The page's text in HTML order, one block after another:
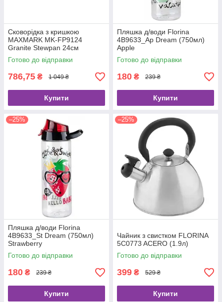
Сковорідка з кришкою
MAXMARK MK-FP9124
Granite Stewpan 24см
Готово до відправки
786,75 ₴ 1 049 ₴
Купити
Пляшка д/води Florina
4B9633_Ap Dream (750мл)
Apple
Готово до відправки
180 ₴ 239 ₴
Купити
–25%
Пляшка д/води Florina
4B9633_St Dream (750мл)
Strawberry
Готово до відправки
180 ₴ 239 ₴
Купити
–25%
Чайник з свистком FLORINA
5C0773 ACERO (1.9л)
Готово до відправки
399 ₴ 529 ₴
Купити